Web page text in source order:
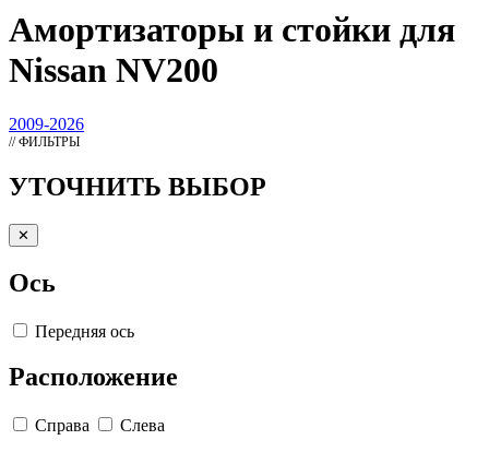
Амортизаторы и стойки для
Nissan NV200
2009-2026
// ФИЛЬТРЫ
УТОЧНИТЬ ВЫБОР
✕
Ось
Передняя ось
Расположение
Справа Слева